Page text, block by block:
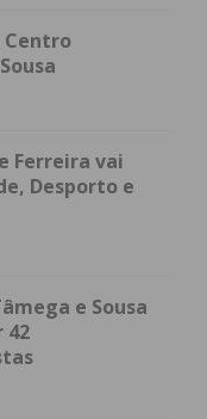
Centro
Ferreira vai
Desporto e
e Sousa
42